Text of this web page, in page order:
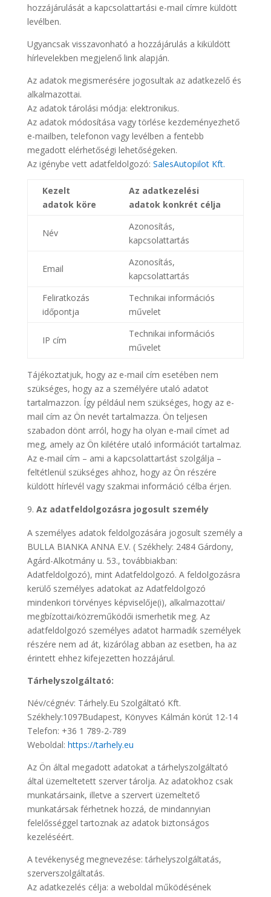
hozzájárulását a kapcsolattartási e-mail címre küldött
levélben.
Ugyancsak visszavonható a hozzájárulás a kiküldött
hírlevelekben megjelenő link alapján.
Az adatok megismerésére jogosultak az adatkezelő és
alkalmazottai.
Az adatok tárolási módja: elektronikus.
Az adatok módosítása vagy törlése kezdeményezhető
e-mailben, telefonon vagy levélben a fentebb
megadott elérhetőségi lehetőségeken.
Az igénybe vett adatfeldolgozó: SalesAutopilot Kft.
Kezelt
adatok köre
Az adatkezelési
adatok konkrét célja
Név
Azonosítás,
kapcsolattartás
Email
Azonosítás,
kapcsolattartás
Feliratkozás
időpontja
Technikai információs
művelet
IP cím
Technikai információs
művelet
Tájékoztatjuk, hogy az e-mail cím esetében nem
szükséges, hogy az a személyére utaló adatot
tartalmazzon. Így például nem szükséges, hogy az e-
mail cím az Ön nevét tartalmazza. Ön teljesen
szabadon dönt arról, hogy ha olyan e-mail címet ad
meg, amely az Ön kilétére utaló információt tartalmaz.
Az e-mail cím – ami a kapcsolattartást szolgálja –
feltétlenül szükséges ahhoz, hogy az Ön részére
küldött hírlevél vagy szakmai információ célba érjen.
Az adatfeldolgozásra jogosult személy
A személyes adatok feldolgozására jogosult személy a
BULLA BIANKA ANNA E.V. ( Székhely: 2484 Gárdony,
Agárd-Alkotmány u. 53., továbbiakban:
Adatfeldolgozó), mint Adatfeldolgozó. A feldolgozásra
kerülő személyes adatokat az Adatfeldolgozó
mindenkori törvényes képviselője(i), alkalmazottai/
megbízottai/közreműködői ismerhetik meg. Az
adatfeldolgozó személyes adatot harmadik személyek
részére nem ad át, kizárólag abban az esetben, ha az
érintett ehhez kifejezetten hozzájárul.
Tárhelyszolgáltató:
Név/cégnév: Tárhely.Eu Szolgáltató Kft.
Székhely:1097Budapest, Könyves Kálmán körút 12-14
Telefon: +36 1 789-2-789
Weboldal: https://tarhely.eu
Az Ön által megadott adatokat a tárhelyszolgáltató
által üzemeltetett szerver tárolja. Az adatokhoz csak
munkatársaink, illetve a szervert üzemeltető
munkatársak férhetnek hozzá, de mindannyian
felelősséggel tartoznak az adatok biztonságos
kezeléséért.
A tevékenység megnevezése: tárhelyszolgáltatás,
szerverszolgáltatás.
Az adatkezelés célja: a weboldal működésének